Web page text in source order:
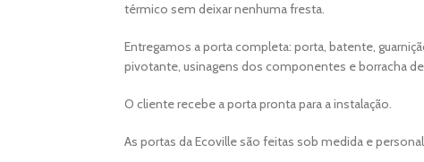
térmico sem deixar nenhuma fresta.
Entregamos a porta completa: porta, batente,
pivotante, usinagens dos componentes e borracha
O cliente recebe a porta pronta para a instalação.
As portas da Ecoville são feitas sob medida e